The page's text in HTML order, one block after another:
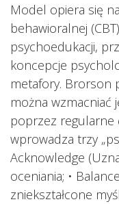
Model opiera się
behawioralnej
psychoedukacji,
koncepcje
metafory. Brorson
można wzmacniać
poprzez regularne
wprowadza trzy
Acknowledge
oceniania; •
zniekształcone